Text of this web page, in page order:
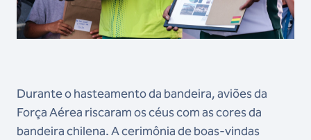
Durante o hasteamento da bandeira, aviões da
Força Aérea riscaram os céus com as cores da
bandeira chilena. A cerimônia de boas-vindas